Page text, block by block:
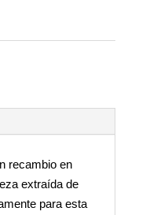
recambio en
extraída de
para esta